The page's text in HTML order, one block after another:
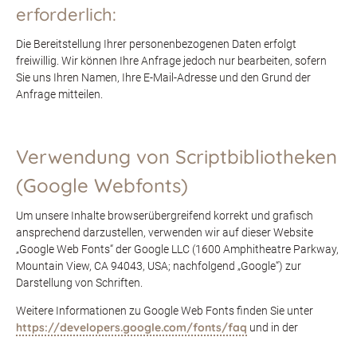
erforderlich:
Die Bereitstellung Ihrer personenbezogenen Daten erfolgt
freiwillig. Wir können Ihre Anfrage jedoch nur bearbeiten, sofern
Sie uns Ihren Namen, Ihre E-Mail-Adresse und den Grund der
Anfrage mitteilen.
Verwendung von Scriptbibliotheken
(Google Webfonts)
Um unsere Inhalte browserübergreifend korrekt und grafisch
ansprechend darzustellen, verwenden wir auf dieser Website
„Google Web Fonts“ der Google LLC (1600 Amphitheatre Parkway,
Mountain View, CA 94043, USA; nachfolgend „Google“) zur
Darstellung von Schriften.
Weitere Informationen zu Google Web Fonts finden Sie unter
https://developers.google.com/fonts/faq und in der